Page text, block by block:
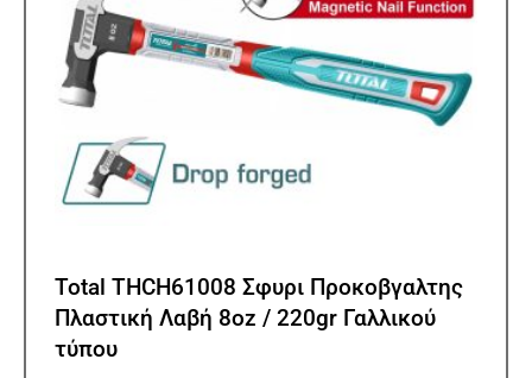
Total THCH61008 Σφυρι Προκοβγαλτης
Πλαστική Λαβή 8oz / 220gr Γαλλικού
τύπου